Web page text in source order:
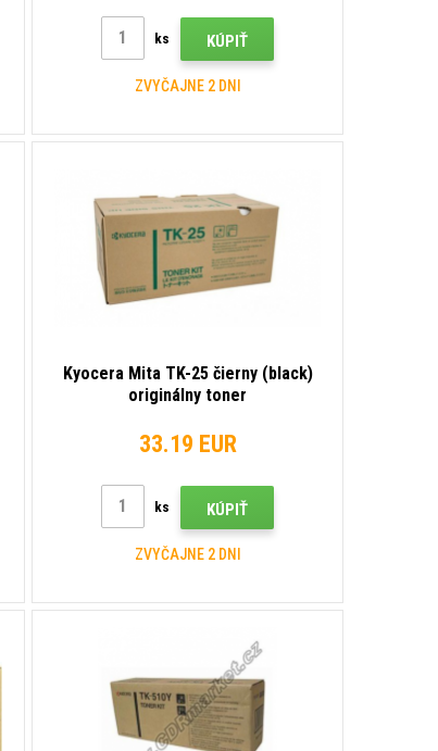
ks KÚPIŤ
ZVYČAJNE 2 DNI
Kyocera Mita TK-25 čierny (black)
originálny toner
33.19 EUR
ks KÚPIŤ
ZVYČAJNE 2 DNI